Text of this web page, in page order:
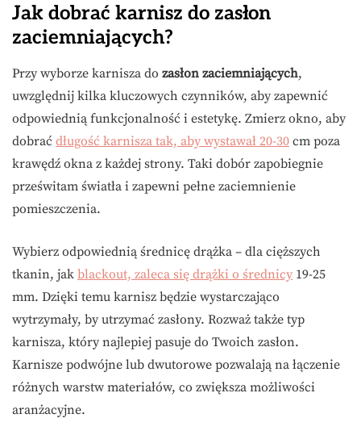
Jak dobrać karnisz do zasłon
zaciemniających?
Przy wyborze karnisza do zasłon zaciemniających,
uwzględnij kilka kluczowych czynników, aby zapewnić
odpowiednią funkcjonalność i estetykę. Zmierz okno, aby
dobrać długość karnisza tak, aby wystawał 20-30 cm poza
krawędź okna z każdej strony. Taki dobór zapobiegnie
prześwitam światła i zapewni pełne zaciemnienie
pomieszczenia.
Wybierz odpowiednią średnicę drążka – dla cięższych
tkanin, jak blackout, zaleca się drążki o średnicy 19-25
mm. Dzięki temu karnisz będzie wystarczająco
wytrzymały, by utrzymać zasłony. Rozważ także typ
karnisza, który najlepiej pasuje do Twoich zasłon.
Karnisze podwójne lub dwutorowe pozwalają na łączenie
różnych warstw materiałów, co zwiększa możliwości
aranżacyjne.